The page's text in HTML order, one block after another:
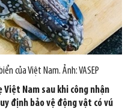
của Việt Nam. Ảnh: VASEP
Nam sau khi công nhận
định bảo vệ động vật có vú